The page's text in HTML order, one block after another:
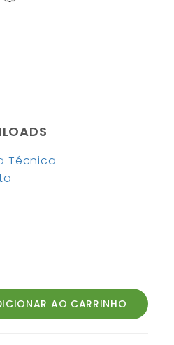
Técnica